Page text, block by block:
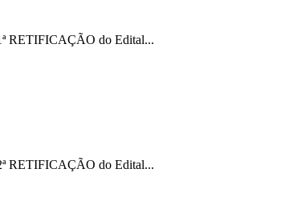
RETIFICAÇÃO do Edital...
RETIFICAÇÃO do Edital...